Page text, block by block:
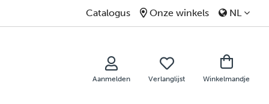
Catalogus Onze winkels NL
Aanmelden Verlanglijst Winkelmandje